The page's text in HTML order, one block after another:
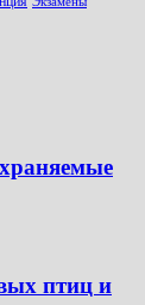
птиц и